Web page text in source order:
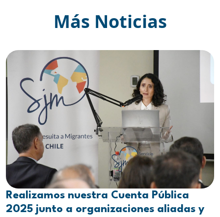
Convención
Constitucional
Más Noticias
Realizamos nuestra Cuenta Pública
2025 junto a organizaciones aliadas y